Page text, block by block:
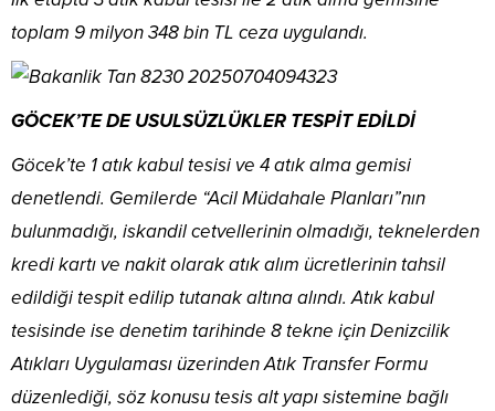
toplam 9 milyon 348 bin TL ceza uygulandı.
GÖCEK’TE DE USULSÜZLÜKLER TESPİT EDİLDİ
Göcek’te 1 atık kabul tesisi ve 4 atık alma gemisi
denetlendi. Gemilerde “Acil Müdahale Planları”nın
bulunmadığı, iskandil cetvellerinin olmadığı, teknelerden
kredi kartı ve nakit olarak atık alım ücretlerinin tahsil
edildiği tespit edilip tutanak altına alındı. Atık kabul
tesisinde ise denetim tarihinde 8 tekne için Denizcilik
Atıkları Uygulaması üzerinden Atık Transfer Formu
düzenlediği, söz konusu tesis alt yapı sistemine bağlı